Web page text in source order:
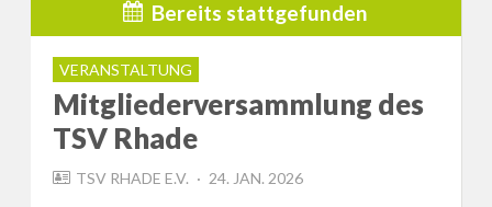
Bereits stattgefunden
VERANSTALTUNG
Mitgliederversammlung des
TSV Rhade
TSV RHADE E.V.
POSTED
24. JAN. 2026